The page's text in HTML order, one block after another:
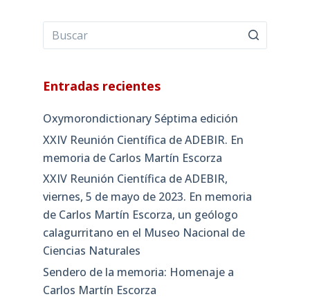
Entradas recientes
Oxymorondictionary Séptima edición
XXIV Reunión Científica de ADEBIR. En
memoria de Carlos Martín Escorza
XXIV Reunión Científica de ADEBIR,
viernes, 5 de mayo de 2023. En memoria
de Carlos Martín Escorza, un geólogo
calagurritano en el Museo Nacional de
Ciencias Naturales
Sendero de la memoria: Homenaje a
Carlos Martín Escorza